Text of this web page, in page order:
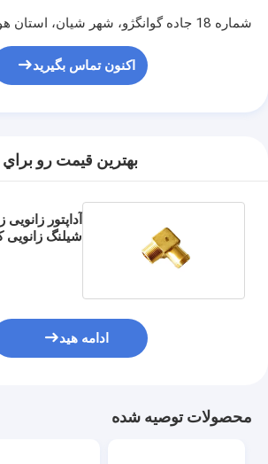
شماره 18 جاده گوانگژو، شهر شیان، استان هوبی چین
اکنون تماس بگیرید
بهترين قيمت رو براي
آداپتور
ادامه هید
محصولات توصیه شده